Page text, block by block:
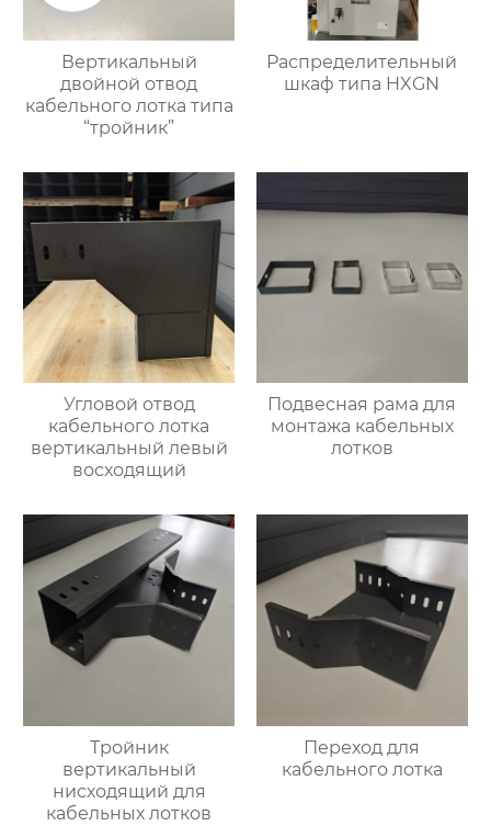
Вертикальный
двойной отвод
кабельного лотка типа
“тройник”
Распределительный
шкаф типа HXGN
Угловой отвод
кабельного лотка
вертикальный левый
восходящий
Подвесная рама для
монтажа кабельных
лотков
Тройник
вертикальный
нисходящий для
кабельных лотков
Переход для
кабельного лотка